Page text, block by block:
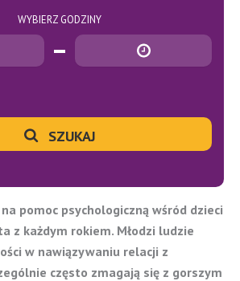
WYBIERZ GODZINY
SZUKAJ
pomoc psychologiczną wśród dzieci
z każdym rokiem. Młodzi ludzie
w nawiązywaniu relacji z
często zmagają się z gorszym